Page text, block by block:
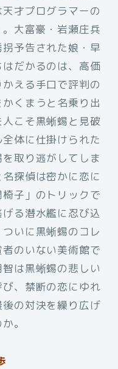
才プログラマーの
大富豪・岩瀬庄兵
予告された娘・早
だかるのは、高価
える手口で評判の
くまうと名乗り出
こそ黒蜥蜴と見破
体に仕掛けられた
取り逃がしてしま
探偵は密かに恋に
子」のトリックで
る潜水艦に忍び込
いに黒蜥蜴のコレ
のいない美術館で
は黒蜥蜴の悲しい
、禁断の恋にゆれ
の対決を繰り広げ
。